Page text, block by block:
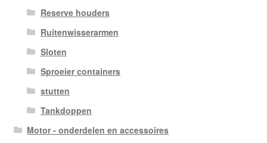
Reserve houders
Ruitenwisserarmen
Sloten
Sproeier containers
stutten
Tankdoppen
Motor - onderdelen en accessoires